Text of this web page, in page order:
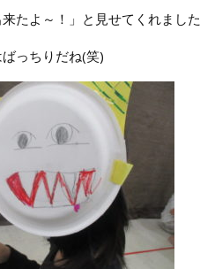
たよ～！」と見せてくれました
っちりだね(笑)